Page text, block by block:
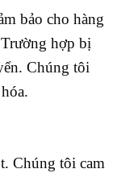
bảo cho hàng
hợp bị
Chúng tôi
Chúng tôi cam